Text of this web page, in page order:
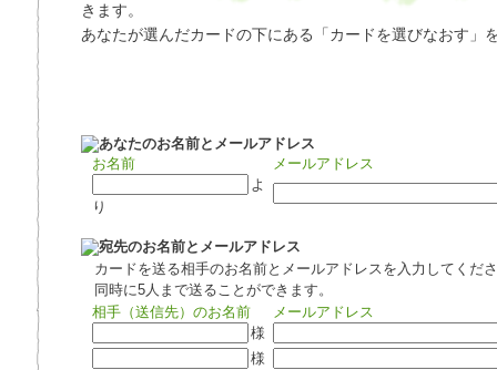
きます。
あなたが選んだカードの下にある「カードを選びなおす」
お名前
メールアドレス
よ
り
カードを送る相手のお名前とメールアドレスを入力してくだ
同時に5人まで送ることができます。
相手（送信先）のお名前
メールアドレス
様
様